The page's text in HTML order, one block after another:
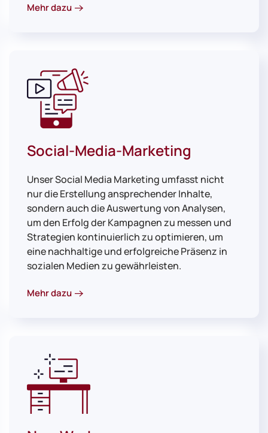
Mehr dazu
Social-Media-Marketing
Unser Social Media Marketing umfasst nicht
nur die Erstellung ansprechender Inhalte,
sondern auch die Auswertung von Analysen,
um den Erfolg der Kampagnen zu messen und
Strategien kontinuierlich zu optimieren, um
eine nachhaltige und erfolgreiche Präsenz in
sozialen Medien zu gewährleisten.
Mehr dazu